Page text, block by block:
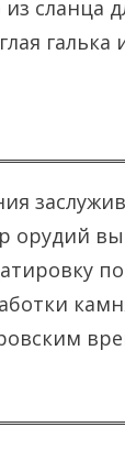
из сланца
орудий